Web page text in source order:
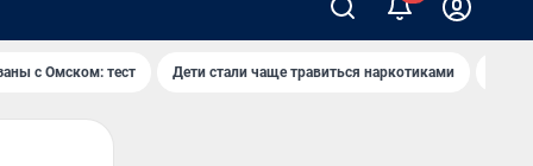
с Омском: тест Дети стали чаще травиться наркотиками